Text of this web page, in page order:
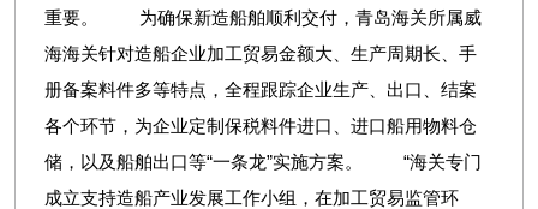
重要。 为确保新造船舶顺利交付，青岛海关所属威
海海关针对造船企业加工贸易金额大、生产周期长、手
册备案料件多等特点，全程跟踪企业生产、出口、结案
各个环节，为企业定制保税料件进口、进口船用物料仓
储，以及船舶出口等“一条龙”实施方案。 “海关专门
成立支持造船产业发展工作小组，在加工贸易监管环